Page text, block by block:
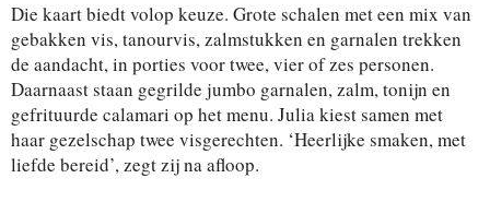
Die kaart biedt volop keuze. Grote schalen met een mix van
gebakken vis, tanourvis, zalmstukken en garnalen trekken
de aandacht, in porties voor twee, vier of zes personen.
Daarnaast staan gegrilde jumbo garnalen, zalm, tonijn en
gefrituurde calamari op het menu. Julia kiest samen met
haar gezelschap twee visgerechten. ‘Heerlijke smaken, met
liefde bereid’, zegt zij na afloop.